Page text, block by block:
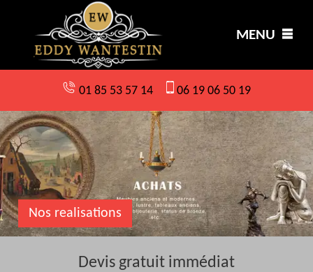
MENU
01 85 53 57 14 06 19 06 50 19
Nos realisations
Devis gratuit immédiat